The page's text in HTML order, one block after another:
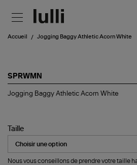
Accueil Jogging Baggy Athletic Acorn White
SPRWMN
Jogging
White
Jogging Baggy Athletic Acorn White
Taille
Nous vous conseillons de prendre votre taille